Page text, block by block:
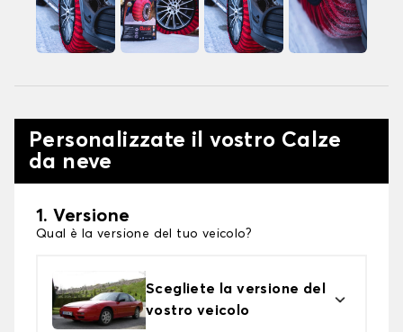
Personalizzate il vostro Calze
da neve
1. Versione
Qual è la versione del tuo veicolo?
Scegliete la versione del
vostro veicolo